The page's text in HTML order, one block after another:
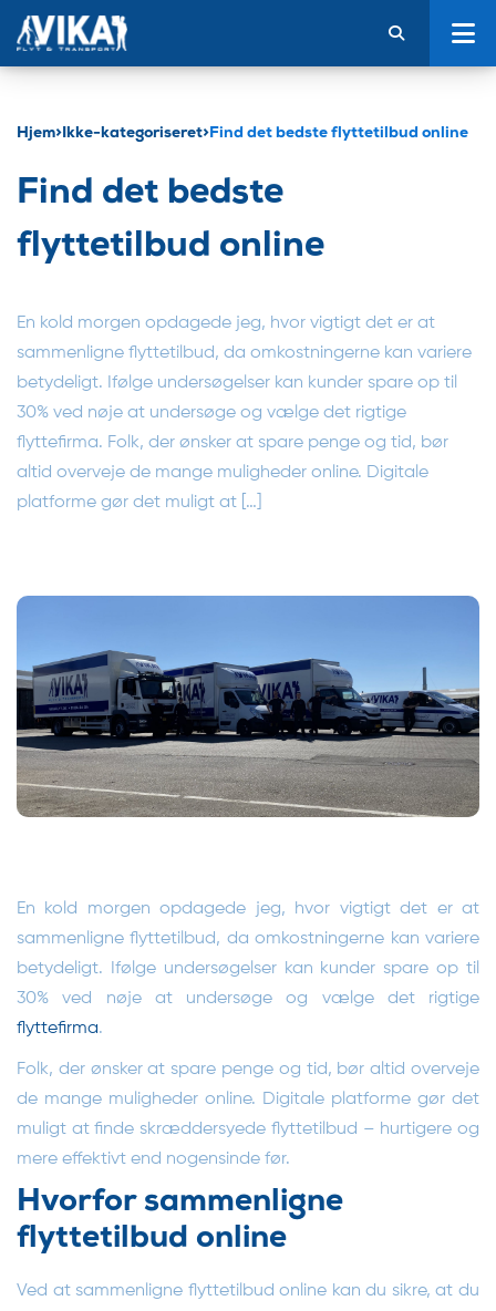
Hjem>Ikke-kategoriseret>Find det bedste flyttetilbud online
Find det bedste
flyttetilbud online
En kold morgen opdagede jeg, hvor vigtigt det er at
sammenligne flyttetilbud, da omkostningerne kan variere
betydeligt. Ifølge undersøgelser kan kunder spare op til
30% ved nøje at undersøge og vælge det rigtige
flyttefirma. Folk, der ønsker at spare penge og tid, bør
altid overveje de mange muligheder online. Digitale
platforme gør det muligt at […]
En kold morgen opdagede jeg, hvor vigtigt det er at
sammenligne flyttetilbud, da omkostningerne kan variere
betydeligt. Ifølge undersøgelser kan kunder spare op til
30% ved nøje at undersøge og vælge det rigtige
flyttefirma.
Folk, der ønsker at spare penge og tid, bør altid overveje
de mange muligheder online. Digitale platforme gør det
muligt at finde skræddersyede flyttetilbud – hurtigere og
mere effektivt end nogensinde før.
Hvorfor sammenligne
flyttetilbud online
Ved at sammenligne flyttetilbud online kan du sikre, at du